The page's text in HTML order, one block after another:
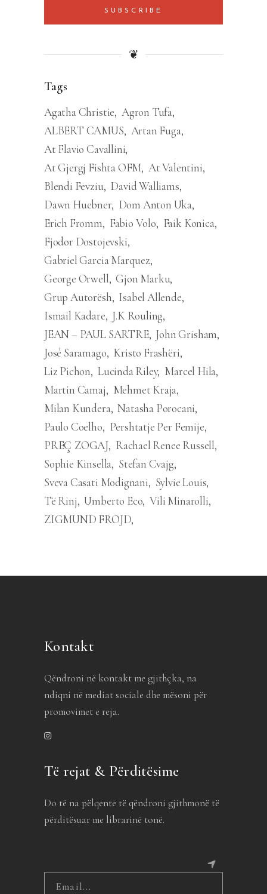
SUBSCRIBE
❦
Tags
Agatha Christie Agron Tufa
ALBERT CAMUS Artan Fuga
At Flavio Cavallini
At Gjergj Fishta OFM At Valentini
Blendi Fevziu David Walliams
Dawn Huebner Dom Anton Uka
Erich Fromm
Fabio Volo
Faik Konica
Fjodor Dostojevski
Gabriel Garcia Marquez
George Orwell Gjon Marku
Grup Autorësh Isabel Allende
Ismail Kadare J.K Rouling
JEAN – PAUL SARTRE John Grisham
José Saramago Kristo Frashëri
Liz Pichon Lucinda Riley Marcel Hila
Martin Camaj
Mehmet Kraja
Milan Kundera Natasha Porocani
Paulo Coelho
Pershtatje Per Femije
PREÇ ZOGAJ
Rachael Renee Russell
Sophie Kinsella Stefan Cvajg
Sveva Casati Modignani
Sylvie Louis
Të Rinj Umberto Eco Vili Minarolli
ZIGMUND FROJD
Kontakt
Qëndroni në kontakt me gjithçka, na
ndiqni në mediat sociale dhe mësoni për
promovimet e reja.
Të rejat & Përditësime
Do të na pëlqente të qëndroni gjithmonë të
përditësuar me librarinë tonë.